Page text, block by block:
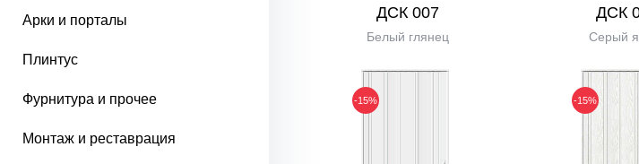
Арки и порталы
Плинтус
Фурнитура и прочее
Монтаж и реставрация
ДСК 007
Белый глянец
-15%
ДСК
Серый
-15%